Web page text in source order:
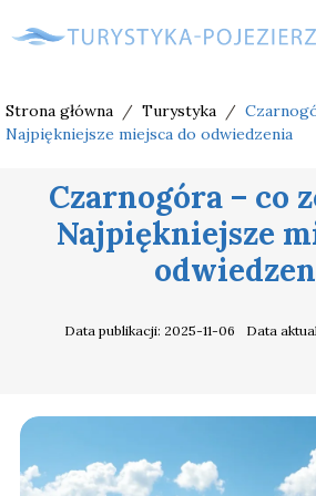
Strona główna / Turystyka /
Najpiękniejsze miejsca do odwiedzenia
Czarnogóra – co
Najpiękniejsze
Data publikacji: 2025-11-06 Data